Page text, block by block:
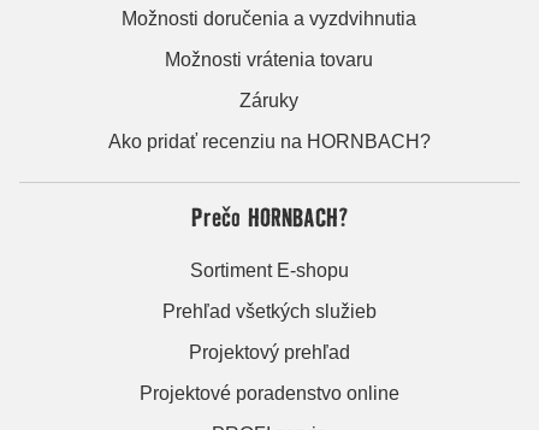
Možnosti doručenia a vyzdvihnutia
Možnosti vrátenia tovaru
Záruky
Ako pridať recenziu na HORNBACH?
Prečo HORNBACH?
Sortiment E-shopu
Prehľad všetkých služieb
Projektový prehľad
Projektové poradenstvo online